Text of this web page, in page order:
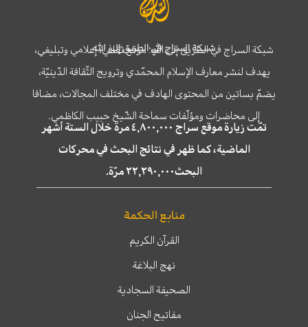
شبكة السراج في الطريق إلى الله
شبكة السراج في الطريق إلى الله؛ موقع ثقافي، إعلامي وتبليغي،
يهدف لنشر معارف الإسلام المحمّدي وترويج الثّقافة الدّينيّة،
يضمّ بساتين من المحتوى الهادف في مختلف المجالات، مضافا
إلى محاضرات ومؤلّفات سماحة الشّيخ حبيب الكاظمي.
تمّت زيارة موقع سراج ٤,٨٠٠,٠٠٠ مرة خلال الستة أشهر
الماضية، كما ظهر في نتائج البحث في محركات
البحث٢٢,٢٩٠,٠٠٠ مرّة.
منابع الحكمة
القرآن الكريم
نهج البلاغة
الصحيفة السجادية
مفاتيح الجنان